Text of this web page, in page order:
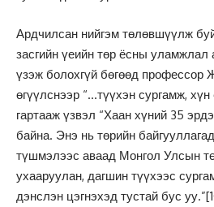
Ардчилсан нийгэм төлөвшүүлж
засгийн үеийн төр ёсны уламжлал
үзэж болохгүй бөгөөд
өгүүлснээр “…түүхэн сургамж,
гартааж үзвэл “Хаан хүний 35
байна. Энэ нь төрийн
түшмэлээс аваад Монгол Улсын
ухааруулан, дагшин түүхээс
дэнслэн цэгнэхэд тустай бус уу.”